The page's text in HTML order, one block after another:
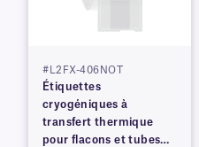
#L2FX-406NOT
Étiquettes
cryogéniques à
transfert thermique
pour flacons et tubes